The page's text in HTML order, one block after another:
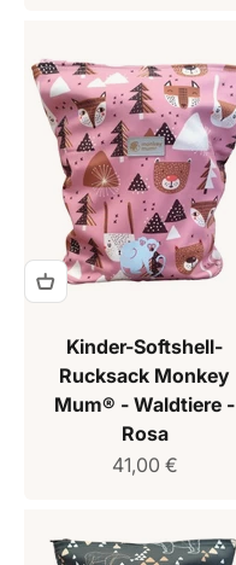
Kinder-Softshell-
Rucksack Monkey
Mum® - Waldtiere -
Rosa
Verkaufspreis
41,00 €